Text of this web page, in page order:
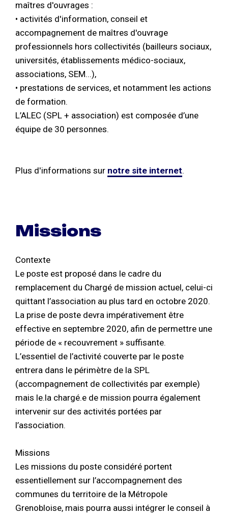
maîtres d'ouvrages :
• activités d'information, conseil et
accompagnement de maîtres d'ouvrage
professionnels hors collectivités (bailleurs sociaux,
universités, établissements médico-sociaux,
associations, SEM...),
• prestations de services, et notamment les actions
de formation.
L’ALEC (SPL + association) est composée d’une
équipe de 30 personnes.
Plus d'informations sur notre site internet.
Missions
Contexte
Le poste est proposé dans le cadre du
remplacement du Chargé de mission actuel, celui-ci
quittant l’association au plus tard en octobre 2020.
La prise de poste devra impérativement être
effective en septembre 2020, afin de permettre une
période de « recouvrement » suffisante.
L’essentiel de l’activité couverte par le poste
entrera dans le périmètre de la SPL
(accompagnement de collectivités par exemple)
mais le.la chargé.e de mission pourra également
intervenir sur des activités portées par
l’association.
Missions
Les missions du poste considéré portent
essentiellement sur l’accompagnement des
communes du territoire de la Métropole
Grenobloise, mais pourra aussi intégrer le conseil à